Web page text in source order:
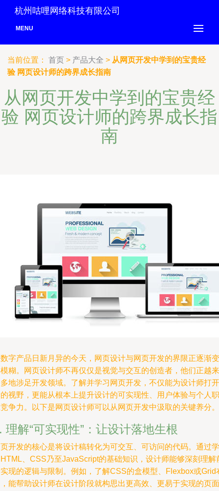
杭州咕哩网络科技有限公司
MENU
当前位置： 首页 > 产品大全 > 从网页开发中学到的宝贵经
验 网页设计师的跨界成长指南
从网页开发中学到的宝贵经
验 网页设计师的跨界成长指
南
字产品日新月异的今天，网页设计与网页开发的界限正逐渐变
糊。网页设计师不再仅仅是视觉与交互的创造者，他们正越来
地涉足开发领域。了解并学习网页开发，不仅能为设计师打开
视野，更能从根本上提升设计的可实现性、用户体验与个人职
争力。以下是网页设计师可以从网页开发中汲取的关键养分。
理解“可实现性”：让设计落地生根
开发的核心是将设计稿转化为可交互、可访问的代码。通过学
、CSS乃至JavaScript的基础知识，设计师能够深刻理解
现的逻辑与限制。例如，了解CSS的盒模型、Flexbox或Grid
能帮助设计师在设计阶段就构思出更高效、更易于实现的页面